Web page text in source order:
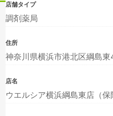
店舗タイプ
調剤薬局
住所
神奈川県横浜市港北区綱島
店名
ウエルシア横浜綱島東店（保